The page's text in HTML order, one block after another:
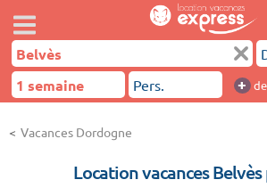
+
Vacances Dordogne
Location vacances Belvès